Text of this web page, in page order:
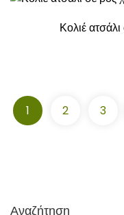
Αναζήτηση
Κολιέ
Κολιέ ατσάλι σε
1 2 3